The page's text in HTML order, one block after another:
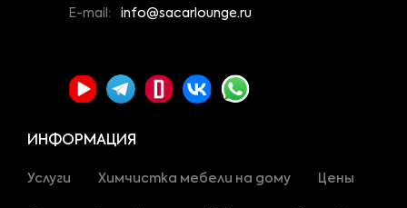
E-mail: info@sacarlounge.ru
ИНФОРМАЦИЯ
Услуги Химчистка мебели на дому Цены